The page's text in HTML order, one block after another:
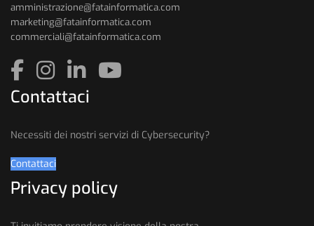
amministrazione@fatainformatica.com
marketing@fatainformatica.com
commerciali@fatainformatica.com
Contattaci
Necessiti dei nostri servizi di Cybersecurity?
Contattaci
Privacy policy